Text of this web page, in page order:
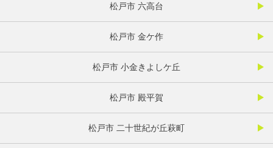
松戸市 六高台
松戸市 金ケ作
松戸市 小金きよしケ丘
松戸市 殿平賀
松戸市 二十世紀が丘萩町